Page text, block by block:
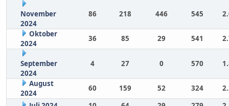
November
2024
86 218 446 545
Oktober
2024
36 85 29 541
September
2024
4 27 0 570
August
2024
60 159 52 324